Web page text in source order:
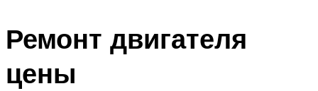
Ремонт двигателя
цены